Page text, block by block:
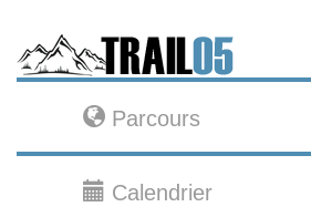
Parcours
Calendrier